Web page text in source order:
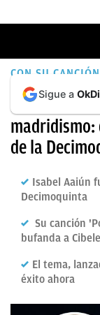
ÚLTIMAS
NOTICIAS
REAL
MADRID
CANTERA
FICHAJES
FEMENINO
PAPARAZZI
CON SU
Isabel Aaiún
madridismo:
de la
Isabel Aaiún
Decimoquinta
Su canción
bufanda a
El tema,
éxito ahora
Sigue a